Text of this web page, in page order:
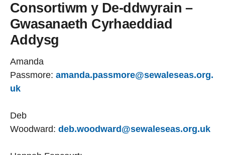
Consortiwm y De-ddwyrain –
Gwasanaeth Cyrhaeddiad
Addysg
Amanda
Passmore: amanda.passmore@sewaleseas.org.
uk
Deb
Woodward: deb.woodward@sewaleseas.org.uk